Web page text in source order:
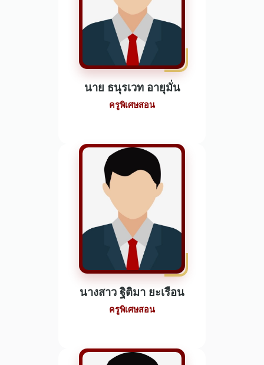
นาย ธนุรเวท อายุมั่น
ครูพิเศษสอน
นางสาว ฐิติมา ยะเรือน
ครูพิเศษสอน